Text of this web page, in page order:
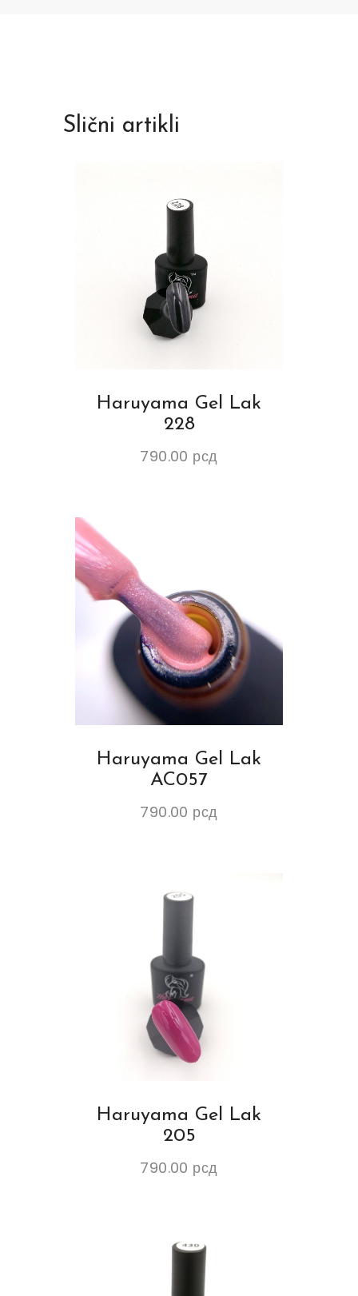
Slični artikli
Haruyama Gel Lak
228
790.00 рсд
Haruyama Gel Lak
AC057
790.00 рсд
Haruyama Gel Lak
205
790.00 рсд